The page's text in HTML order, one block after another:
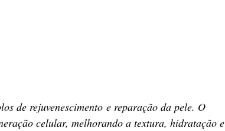
de rejuvenescimento e reparação da pele. O
celular, melhorando a textura, hidratação e